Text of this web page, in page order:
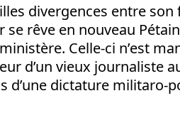
divergences entre
se rêve en nouveau
Celle-ci n’est
d’un vieux journaliste
d’une dictature militaro-